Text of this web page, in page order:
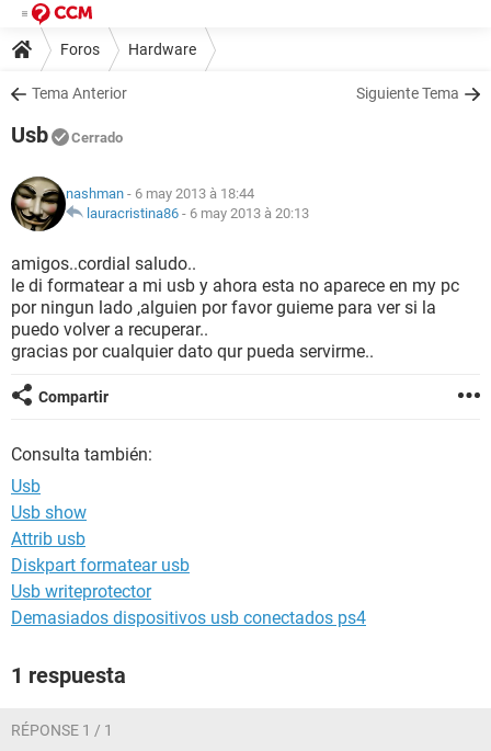
Foros Hardware
Tema Anterior Siguiente Tema
Usb Cerrado
nashman - 6 may 2013 à 18:44
lauracristina86 - 6 may 2013 à 20:13
amigos..cordial saludo..
le di formatear a mi usb y ahora esta no aparece en my pc
por ningun lado ,alguien por favor guieme para ver si la
puedo volver a recuperar..
gracias por cualquier dato qur pueda servirme..
Compartir
Consulta también:
Usb
Usb show
Attrib usb
Diskpart formatear usb
Usb writeprotector
Demasiados dispositivos usb conectados ps4
1 respuesta
RÉPONSE 1 / 1